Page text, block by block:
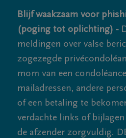
Blijf waakzaam voor
(poging tot oplichting) -
meldingen over valse
zogezegde
mom van een
mailadressen, andere
of een betaling te
verdachte links of
de afzender zorgvuldig.